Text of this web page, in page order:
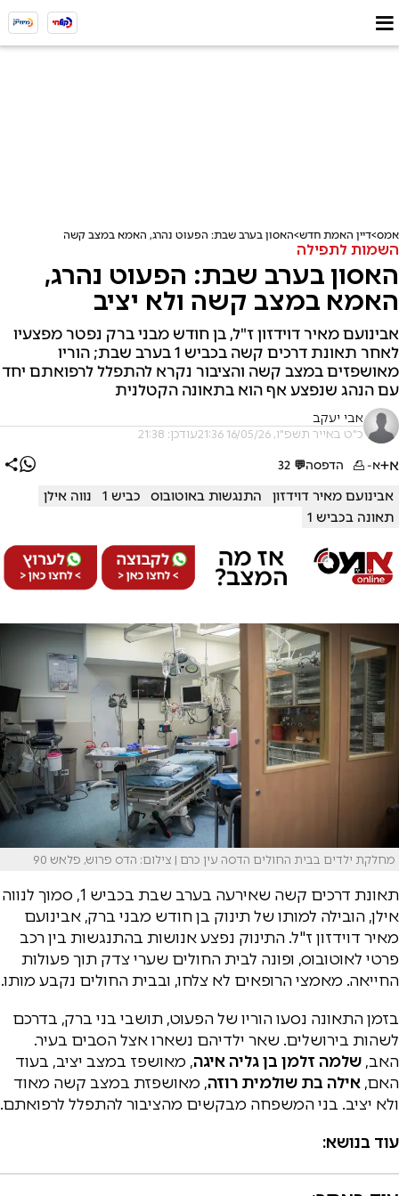
אמס דיין האמת חדש האסון בערב שבת: הפעוט נהרג, האמא במצב קשה ולא יציב
השמות לתפילה
האסון בערב שבת: הפעוט נהרג,
האמא במצב קשה ולא יציב
אבינועם מאיר דוידזון ז"ל, בן חודש מבני ברק נפטר מפצעיו
לאחר תאונת דרכים קשה בכביש 1 בערב שבת; הוריו
מאושפזים במצב קשה והציבור נקרא להתפלל לרפואתם יחד
עם הנהג שנפצע אף הוא בתאונה הקטלנית
אבי יעקב
כ"ט באייר תשפ"ו, 16/05/26 21:36 עודכן: 21:38
א+א- הדפסה💬
32
אבינועם מאיר דוידזון התנגשות באוטובוס כביש 1
נווה אילן
תאונה בכביש 1
מחלקת ילדים בבית החולים הדסה עין כרם | צילום: הדס פרוש, פלאש 90
תאונת דרכים קשה שאירעה בערב שבת בכביש 1, סמוך לנווה
אילן, הובילה למותו של תינוק בן חודש מבני ברק, אבינועם
מאיר דוידזון ז"ל. התינוק נפצע אנושות בהתנגשות בין רכב
פרטי לאוטובוס, ופונה לבית החולים שערי צדק תוך פעולות
החייאה. מאמצי הרופאים לא צלחו, ובבית החולים נקבע מותו.
בזמן התאונה נסעו הוריו של הפעוט, תושבי בני ברק, בדרכם
לשהות בירושלים. שאר ילדיהם נשארו אצל הסבים בעיר.
האב, שלמה זלמן בן גליה איגה, מאושפז במצב יציב, בעוד
האם, אילה בת שולמית רוזה, מאושפזת במצב קשה מאוד
ולא יציב. בני המשפחה מבקשים מהציבור להתפלל לרפואתם.
עוד בנושא: